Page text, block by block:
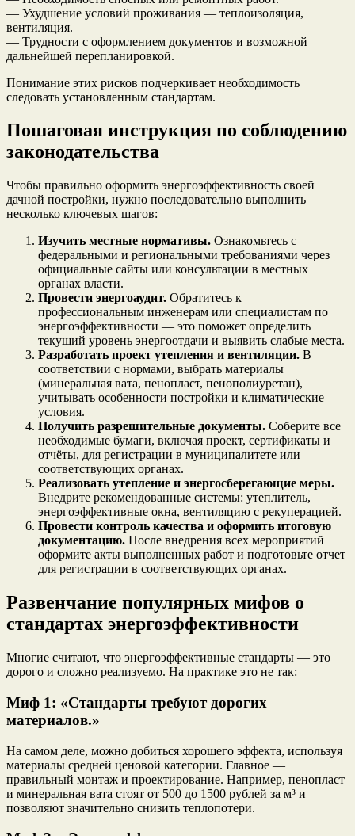
— Ухудшение условий проживания — теплоизоляция,
вентиляция.
— Трудности с оформлением документов и возможной
дальнейшей перепланировкой.
Понимание этих рисков подчеркивает необходимость
следовать установленным стандартам.
Пошаговая инструкция по соблюдению
законодательства
Чтобы правильно оформить энергоэффективность своей
дачной постройки, нужно последовательно выполнить
несколько ключевых шагов:
Изучить местные нормативы. Ознакомьтесь с
федеральными и региональными требованиями через
официальные сайты или консультации в местных
органах власти.
Провести энергоаудит. Обратитесь к
профессиональным инженерам или специалистам по
энергоэффективности — это поможет определить
текущий уровень энергоотдачи и выявить слабые места.
Разработать проект утепления и вентиляции. В
соответствии с нормами, выбрать материалы
(минеральная вата, пенопласт, пенополиуретан),
учитывать особенности постройки и климатические
условия.
Получить разрешительные документы. Соберите все
необходимые бумаги, включая проект, сертификаты и
отчёты, для регистрации в муниципалитете или
соответствующих органах.
Реализовать утепление и энергосберегающие меры.
Внедрите рекомендованные системы: утеплитель,
энергоэффективные окна, вентиляцию с рекуперацией.
Провести контроль качества и оформить итоговую
документацию. После внедрения всех мероприятий
оформите акты выполненных работ и подготовьте отчет
для регистрации в соответствующих органах.
Развенчание популярных мифов о
стандартах энергоэффективности
Многие считают, что энергоэффективные стандарты — это
дорого и сложно реализуемо. На практике это не так:
Миф 1: «Стандарты требуют дорогих
материалов.»
На самом деле, можно добиться хорошего эффекта, используя
материалы средней ценовой категории. Главное —
правильный монтаж и проектирование. Например, пенопласт
и минеральная вата стоят от 500 до 1500 рублей за м³ и
позволяют значительно снизить теплопотери.